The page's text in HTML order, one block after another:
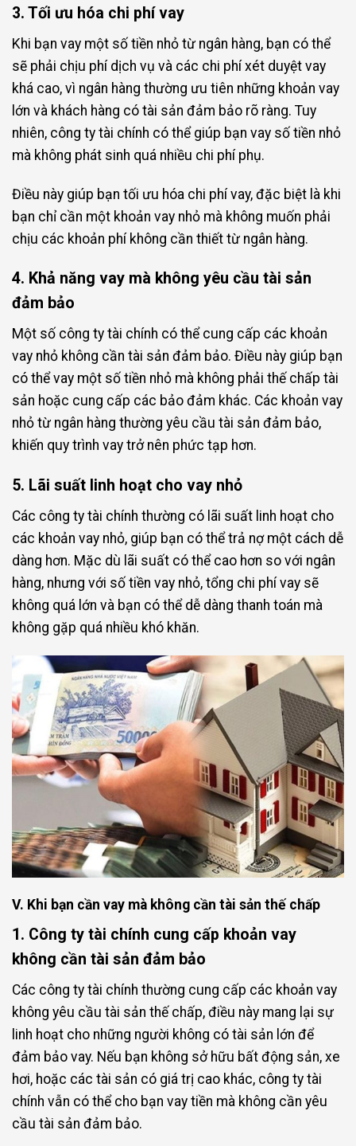
3. Tối ưu hóa chi phí vay
Khi bạn vay một số tiền nhỏ từ ngân hàng, bạn có thể
sẽ phải chịu phí dịch vụ và các chi phí xét duyệt vay
khá cao, vì ngân hàng thường ưu tiên những khoản vay
lớn và khách hàng có tài sản đảm bảo rõ ràng. Tuy
nhiên, công ty tài chính có thể giúp bạn vay số tiền nhỏ
mà không phát sinh quá nhiều chi phí phụ.
Điều này giúp bạn tối ưu hóa chi phí vay, đặc biệt là khi
bạn chỉ cần một khoản vay nhỏ mà không muốn phải
chịu các khoản phí không cần thiết từ ngân hàng.
4. Khả năng vay mà không yêu cầu tài sản
đảm bảo
Một số công ty tài chính có thể cung cấp các khoản
vay nhỏ không cần tài sản đảm bảo. Điều này giúp bạn
có thể vay một số tiền nhỏ mà không phải thế chấp tài
sản hoặc cung cấp các bảo đảm khác. Các khoản vay
nhỏ từ ngân hàng thường yêu cầu tài sản đảm bảo,
khiến quy trình vay trở nên phức tạp hơn.
5. Lãi suất linh hoạt cho vay nhỏ
Các công ty tài chính thường có lãi suất linh hoạt cho
các khoản vay nhỏ, giúp bạn có thể trả nợ một cách dễ
dàng hơn. Mặc dù lãi suất có thể cao hơn so với ngân
hàng, nhưng với số tiền vay nhỏ, tổng chi phí vay sẽ
không quá lớn và bạn có thể dễ dàng thanh toán mà
không gặp quá nhiều khó khăn.
V. Khi bạn cần vay mà không cần tài sản thế chấp
1. Công ty tài chính cung cấp khoản vay
không cần tài sản đảm bảo
Các công ty tài chính thường cung cấp các khoản vay
không yêu cầu tài sản thế chấp, điều này mang lại sự
linh hoạt cho những người không có tài sản lớn để
đảm bảo vay. Nếu bạn không sở hữu bất động sản, xe
hơi, hoặc các tài sản có giá trị cao khác, công ty tài
chính vẫn có thể cho bạn vay tiền mà không cần yêu
cầu tài sản đảm bảo.